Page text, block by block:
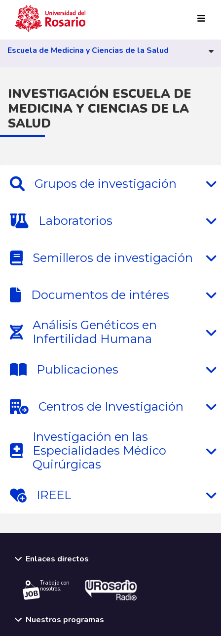
Pasar al contenido principal
Escuela de Medicina y Ciencias de la Salud
INVESTIGACIÓN ESCUELA DE
MEDICINA Y CIENCIAS DE LA
SALUD
Grupos de investigación
Laboratorios
Semilleros de investigación
Documentos de intéres
Análisis Genéticos en
Infertilidad Humana
Publicaciones
Centros de Investigación
Investigación en las
Especialidades Médico
Quirúrgicas
IREEL
Enlaces directos
Trabaja con
nosotros.
Nuestros programas